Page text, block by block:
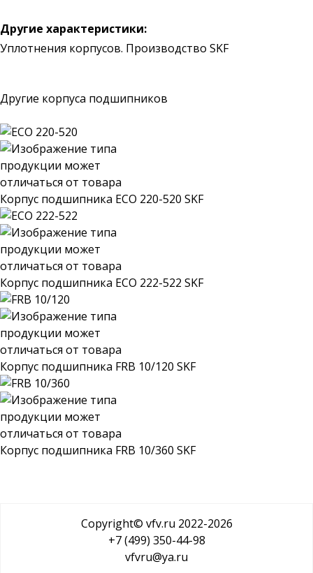
Другие характеристики:
Уплотнения корпусов. Производство SKF
Другие корпуса подшипников
Корпус подшипника ECO 220-520 SKF
Корпус подшипника ECO 222-522 SKF
Корпус подшипника FRB 10/120 SKF
Корпус подшипника FRB 10/360 SKF
Copyright© vfv.ru 2022-2026
+7 (499) 350-44-98
vfvru@ya.ru